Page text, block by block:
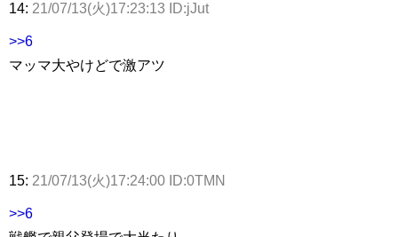
14: 21/07/13(火)17:23:13 ID:jJut
>>6
マッマ大やけどで激アツ
15: 21/07/13(火)17:24:00 ID:0TMN
>>6